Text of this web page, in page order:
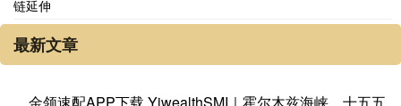
链延伸
最新文章